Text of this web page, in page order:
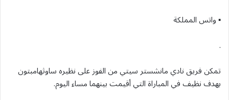
▪︎ واتس المملكة
.
تمكن فريق نادي مانشستر سيتي من الفوز على نظيره ساوثهامبتون
بهدف نظيف في المباراة التي أقيمت بينهما مساء اليوم.